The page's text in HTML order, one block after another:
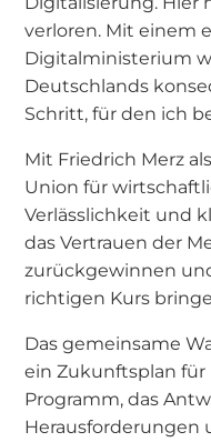
verloren. Mit einem
Digitalministerium
Deutschlands
Schritt, für den ich
Mit Friedrich Merz
Union für
Verlässlichkeit und
das Vertrauen der
zurückgewinnen
richtigen Kurs
Das gemeinsame
ein Zukunftsplan für
Programm, das
Herausforderungen